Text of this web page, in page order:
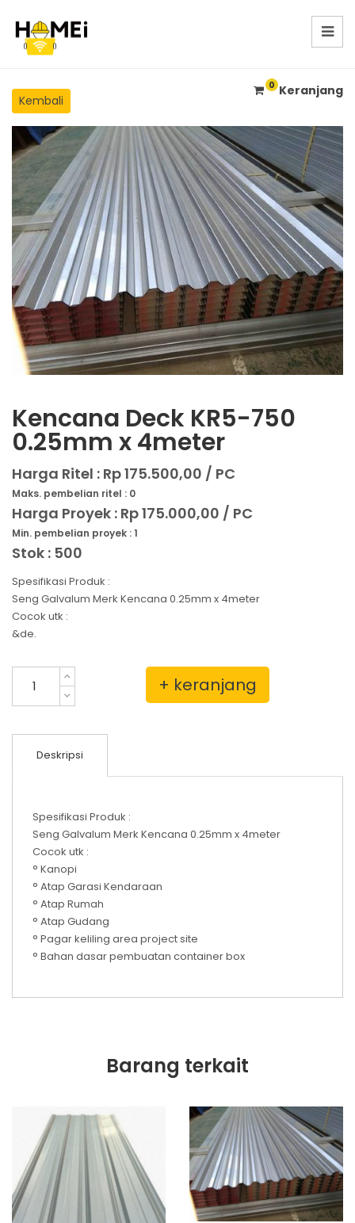
Kembali
0 Keranjang
Kencana Deck KR5-750
0.25mm x 4meter
Harga Ritel : Rp 175.500,00 / PC
Maks. pembelian ritel : 0
Harga Proyek : Rp 175.000,00 / PC
Min. pembelian proyek : 1
Stok : 500
Spesifikasi Produk :
Seng Galvalum Merk Kencana 0.25mm x 4meter
Cocok utk :
&de.
+ keranjang
Deskripsi
Spesifikasi Produk :
Seng Galvalum Merk Kencana 0.25mm x 4meter
Cocok utk :
° Kanopi
° Atap Garasi Kendaraan
° Atap Rumah
° Atap Gudang
° Pagar keliling area project site
° Bahan dasar pembuatan container box
Barang terkait